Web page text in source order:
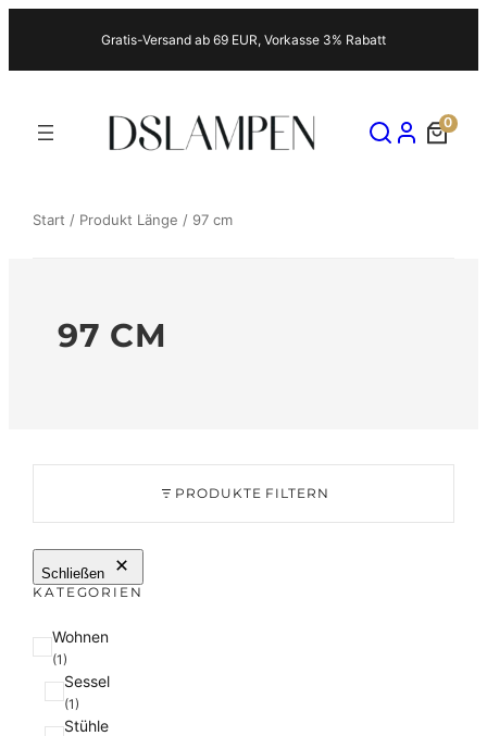
springen
Gratis-Versand ab 69 EUR, Vorkasse 3% Rabatt
0
Start / Produkt Länge / 97 cm
97 CM
PRODUKTE FILTERN
Schließen
KATEGORIEN
K
a
Wohnen
(1)
Sessel
(1)
Stühle